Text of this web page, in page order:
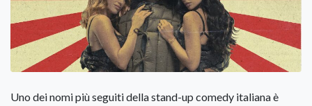
Uno dei nomi più seguiti della stand-up comedy italiana è